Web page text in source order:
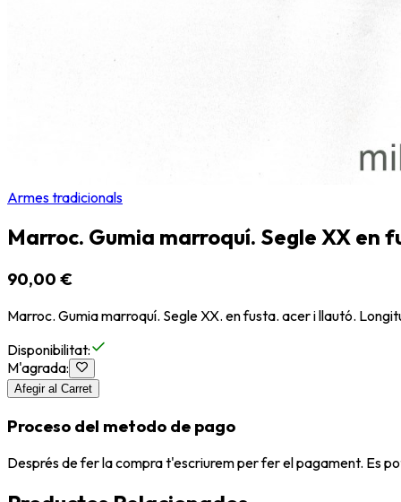
Armes tradicionals
Marroc. Gumia marroquí. Segle XX en
90,00 €
Marroc. Gumia marroquí. Segle XX. en fusta. acer i llautó.
Disponibilitat:
M'agrada:
Afegir al Carret
Proceso del metodo de pago
Després de fer la compra t'escriurem per fer el pagament. Es